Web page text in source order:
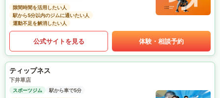
隙間時間を活用したい人
駅から5分以内のジムに通いたい人
運動不足を解消したい人
公式サイトを見る 体験・相談予約
ティップネス
下井草店
スポーツジム
駅から車で5分